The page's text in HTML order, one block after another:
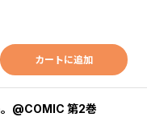
カートに追加
@COMIC 第2巻